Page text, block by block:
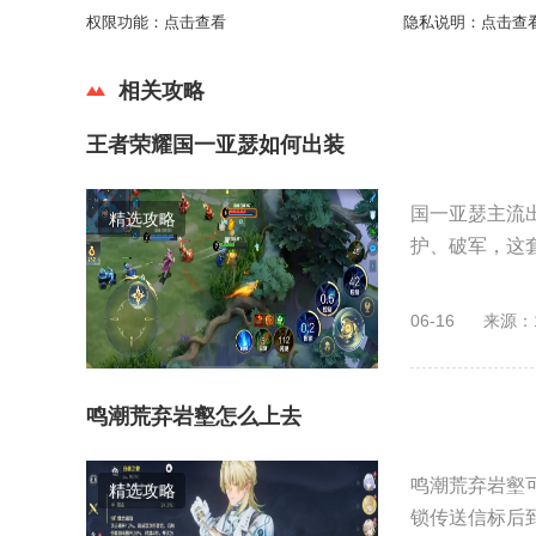
权限功能： 点击查看 隐私说明： 点击查
相关攻略
王者荣耀国一亚瑟如何出装
精选攻略
国一亚瑟主流
护、破军，这
06-16 来源
鸣潮荒弃岩壑怎么上去
精选攻略
鸣潮荒弃岩壑
锁传送信标后